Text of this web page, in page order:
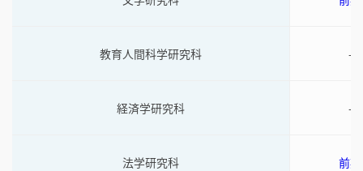
教育人間科学研究科 -
経済学研究科 -
法学研究科 前期